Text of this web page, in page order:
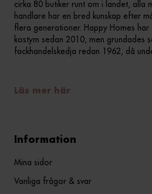
cirka 80 butiker runt om i landet, alla
handlare har en bred kunskap efter
flera generationer. Happy Homes har
kostym sedan 2010, men grundades
fackhandelskedja redan 1962, då
Läs mer här
Information
Mina sidor
Vanliga frågor & svar